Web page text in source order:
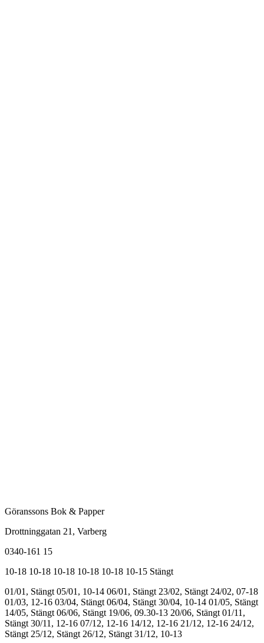
Göranssons Bok & Papper
Drottninggatan 21 , Varberg
0340-161 15
10-18 10-18 10-18 10-18 10-18 10-15 Stängt
01/01, Stängt 05/01, 10-14 06/01, Stängt 23/02, Stängt 24/02, 07-18
01/03, 12-16 03/04, Stängt 06/04, Stängt 30/04, 10-14 01/05, Stängt
14/05, Stängt 06/06, Stängt 19/06, 09.30-13 20/06, Stängt 01/11,
Stängt 30/11, 12-16 07/12, 12-16 14/12, 12-16 21/12, 12-16 24/12,
Stängt 25/12, Stängt 26/12, Stängt 31/12, 10-13